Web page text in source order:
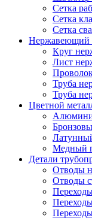
Сетка
Сетка
Сетка
Нержавеющий
Круг
Лист
Труба
Труба
Цветной
Медный
Детали
Отводы
Отводы